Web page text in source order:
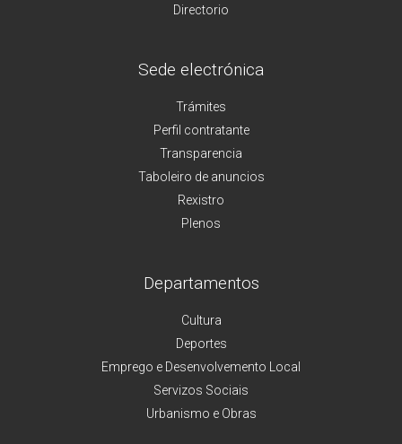
Directorio
Sede electrónica
Trámites
Perfil contratante
Transparencia
Taboleiro de anuncios
Rexistro
Plenos
Departamentos
Cultura
Deportes
Emprego e Desenvolvemento Local
Servizos Sociais
Urbanismo e Obras